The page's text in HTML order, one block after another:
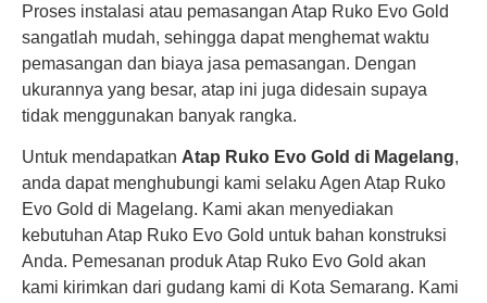
Proses instalasi atau pemasangan Atap Ruko Evo Gold
sangatlah mudah, sehingga dapat menghemat waktu
pemasangan dan biaya jasa pemasangan. Dengan
ukurannya yang besar, atap ini juga didesain supaya
tidak menggunakan banyak rangka.
Untuk mendapatkan Atap Ruko Evo Gold di Magelang,
anda dapat menghubungi kami selaku Agen Atap Ruko
Evo Gold di Magelang. Kami akan menyediakan
kebutuhan Atap Ruko Evo Gold untuk bahan konstruksi
Anda. Pemesanan produk Atap Ruko Evo Gold akan
kami kirimkan dari gudang kami di Kota Semarang. Kami